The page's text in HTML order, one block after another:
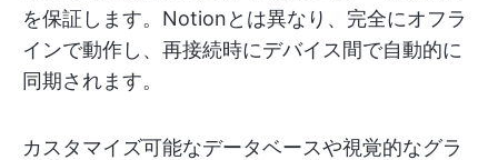
を保証します。Notionとは異なり、完全にオフラ
インで動作し、再接続時にデバイス間で自動的に
同期されます。
カスタマイズ可能なデータベースや視覚的なグラ